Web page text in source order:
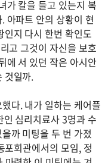
가 칼을 들고 있는지 복
아파트 안의 상황이 현
인지 다시 한번 확인도
고 그것이 자신을 보호
에 서 있던 작은 아시안
것일까.
다. 내가 일하는 케어플
심리치료사 3명과 수
까 미팅을 두 번 가졌
회관에서의 모임, 정